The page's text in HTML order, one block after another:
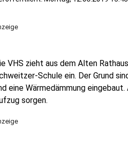
VHS zieht aus dem Alten
Schule ein. Der Grund
eine Wärmedämmung
sorgen.